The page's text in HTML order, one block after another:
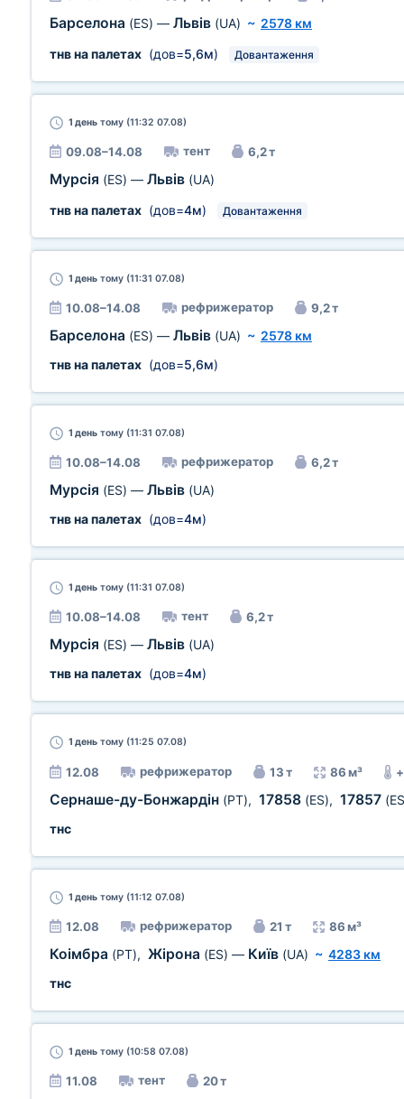
Барселона (ES) — Львів (UA) ~ 2578 км
тнв на палетах (дов=5,6м) Довантаження
1 день тому (11:32 07.08)
09.08–14.08 тент 6,2 т
Мурсія (ES) — Львів (UA)
тнв на палетах (дов=4м) Довантаження
1 день тому (11:31 07.08)
10.08–14.08 рефрижератор 9,2 т
Барселона (ES) — Львів (UA) ~ 2578 км
тнв на палетах (дов=5,6м)
1 день тому (11:31 07.08)
10.08–14.08 рефрижератор 6,2 т
Мурсія (ES) — Львів (UA)
тнв на палетах (дов=4м)
1 день тому (11:31 07.08)
10.08–14.08 тент 6,2 т
Мурсія (ES) — Львів (UA)
тнв на палетах (дов=4м)
1 день тому (11:25 07.08)
12.08 рефрижератор 13 т 86 м³
Сернаше-ду-Бонжардін (PT), 17858 (ES), 17857
тнс
1 день тому (11:12 07.08)
12.08 рефрижератор 21 т 86 м³
Коімбра (PT), Жірона (ES) — Київ (UA) ~ 4283 км
тнс
1 день тому (10:58 07.08)
11.08 тент 20 т